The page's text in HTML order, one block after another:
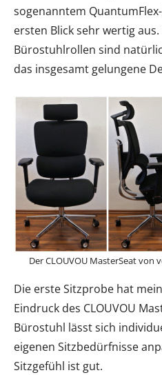
sogenanntem
ersten Blick sehr wertig
Bürostuhlrollen sind
das insgesamt gelungene
Der CLOUVOU MasterSeat
Die erste Sitzprobe hat
Eindruck des CLOUVOU
Bürostuhl lässt sich
eigenen Sitzbedürfnisse
Sitzgefühl ist gut.